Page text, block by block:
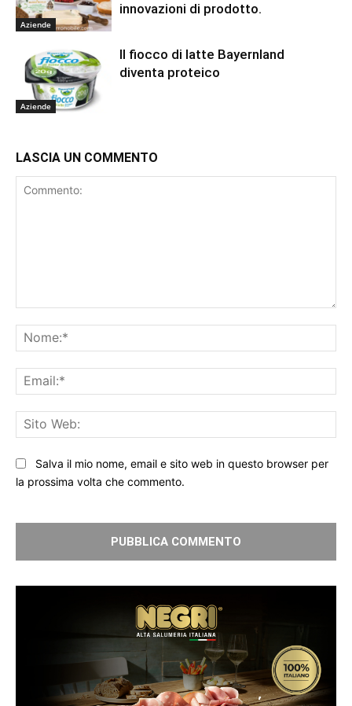
Aziende
innovazioni di prodotto.
Aziende
Il fiocco di latte Bayernland
diventa proteico
LASCIA UN COMMENTO
Salva il mio nome, email e sito web in questo browser per
la prossima volta che commento.